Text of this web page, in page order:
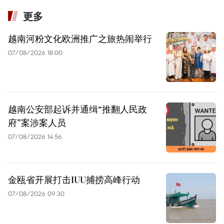
更多
越南河粉文化欧洲推广之旅热闹举行
07/08/2026 18:00
越南公安部起诉并通缉“推翻人民政
府”案涉案人员
07/08/2026 14:56
金瓯省开展打击IUU捕捞高峰行动
07/08/2026 09:30